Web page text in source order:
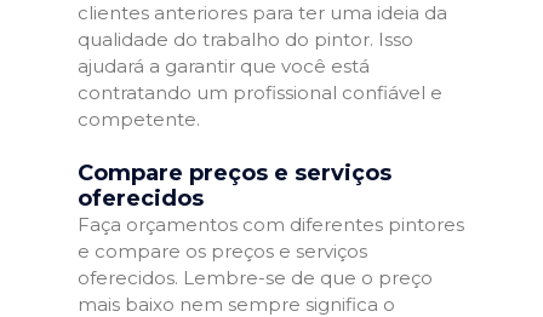
clientes anteriores para ter uma ideia da
qualidade do trabalho do pintor. Isso
ajudará a garantir que você está
contratando um profissional confiável e
competente.
Compare preços e serviços
oferecidos
Faça orçamentos com diferentes pintores
e compare os preços e serviços
oferecidos. Lembre-se de que o preço
mais baixo nem sempre significa o